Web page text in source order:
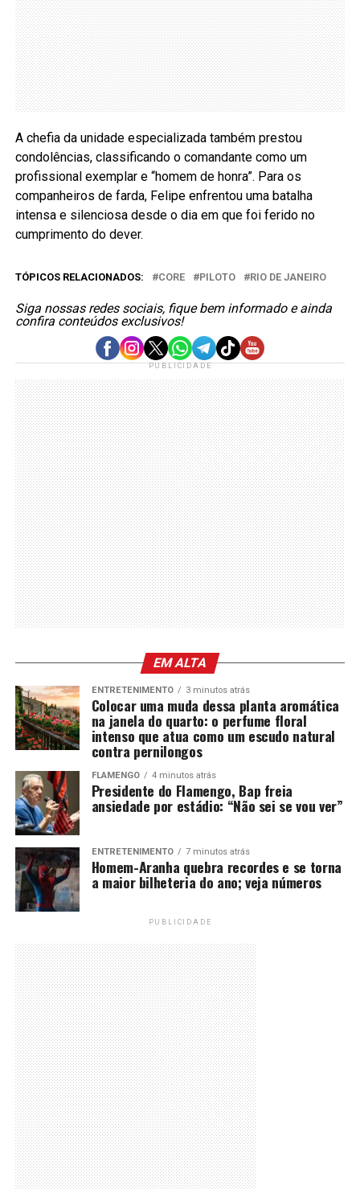
A chefia da unidade especializada também prestou
condolências, classificando o comandante como um
profissional exemplar e “homem de honra”. Para os
companheiros de farda, Felipe enfrentou uma batalha
intensa e silenciosa desde o dia em que foi ferido no
cumprimento do dever.
TÓPICOS RELACIONADOS: CORE PILOTO RIO DE JANEIRO
Siga nossas redes sociais, fique bem informado e ainda
confira conteúdos exclusivos!
PUBLICIDADE
EM ALTA
ENTRETENIMENTO 3 minutos atrás
Colocar uma muda dessa planta aromática
na janela do quarto: o perfume floral
intenso que atua como um escudo natural
contra pernilongos
FLAMENGO 4 minutos atrás
Presidente do Flamengo, Bap freia
ansiedade por estádio: “Não sei se vou ver”
ENTRETENIMENTO 7 minutos atrás
Homem-Aranha quebra recordes e se torna
a maior bilheteria do ano; veja números
PUBLICIDADE